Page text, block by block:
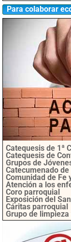
Para colaborar
Catequesis de 1ª
Catequesis de
Grupos de
Catecumenado
Comunidad de Fe
Atención a los
Coro parroquial
Exposición del
Cáritas parroquial
Grupo de